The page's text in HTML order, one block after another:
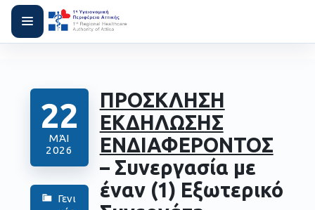
22
ΜΆΙ
2026
Γενι
ΠΡΟΣΚΛΗΣΗ
ΕΚΔΗΛΩΣΗΣ
ΕΝΔΙΑΦΕΡΟΝΤΟΣ
– Συνεργασία με
έναν (1) Εξωτερικό